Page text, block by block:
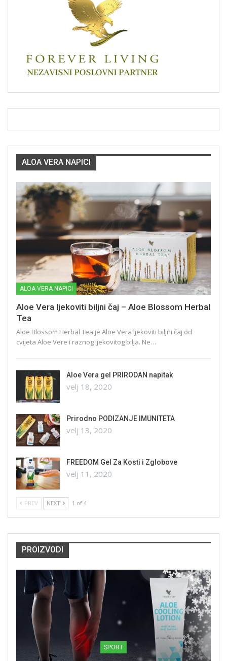
ALOA VERA NAPICI
ALOA VERA NAPICI
Aloe Vera ljekoviti biljni čaj – Aloe Blossom Herbal
Tea
Aloe Blossom Herbal Tea je Aloe Vera ljekoviti biljni čaj od
cvijeta Aloe Vere i raznog ljekovitog bilja. Ne…
Aloe Vera gel PRIRODAN napitak
velj 18, 2020
Prirodno PODIZANJE IMUNITETA
velj 13, 2020
FREEDOM Gel Za Kosti i Zglobove
velj 11, 2020
PREV NEXT 1 of 4
PROIZVODI
SPORT